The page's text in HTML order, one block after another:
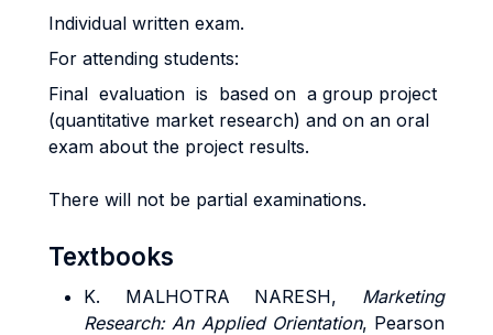
Individual written exam.
For attending students:
Final evaluation is based on a group project
(quantitative market research) and on an oral
exam about the project results.
There will not be partial examinations.
Textbooks
K. MALHOTRA NARESH, Marketing
Research: An Applied Orientation, Pearson